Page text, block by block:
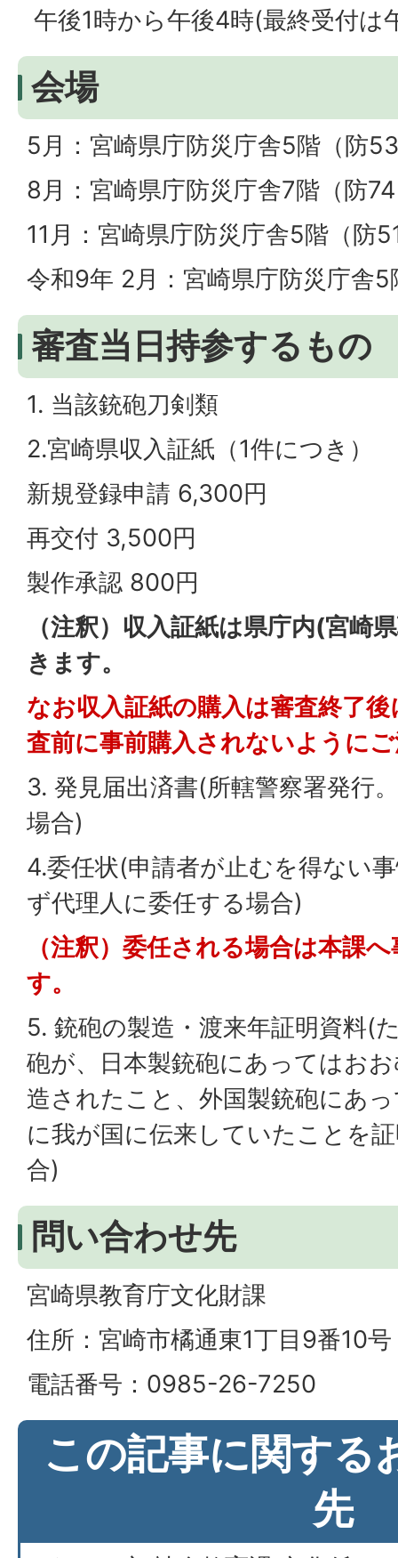
午後1時から午後4時(最終受付は
会場
5月：宮崎県庁防災庁舎5階（防
8月：宮崎県庁防災庁舎7階（防
11月：宮崎県庁防災庁舎5階（防
令和9年 2月：宮崎県庁防災庁舎
審査当日持参するもの
1. 当該銃砲刀剣類
2.宮崎県収入証紙（1件につき）
新規登録申請 6,300円
再交付 3,500円
製作承認 800円
（注釈）収入証紙は県庁内(宮崎
きます。
なお収入証紙の購入は審査終了
査前に事前購入されないように
3. 発見届出済書(所轄警察署発行
場合)
4.委任状(申請者が止むを得ない
ず代理人に委任する場合)
（注釈）委任される場合は本課
す。
5. 銃砲の製造・渡来年証明資料(
砲が、日本製銃砲にあってはお
造されたこと、外国製銃砲にあ
に我が国に伝来していたことを
合)
問い合わせ先
宮崎県教育庁文化財課
住所：宮崎市橘通東1丁目9番10号
電話番号：0985-26-7250
この記事に関する
先